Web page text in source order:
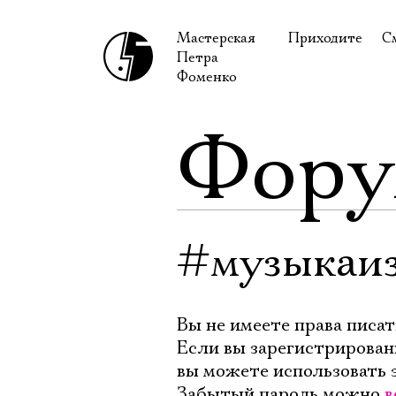
Мастерская
Петра
Фоменко
Приходите
Доступ для
Правила
Вы не имеете права
Если вы
вы можете